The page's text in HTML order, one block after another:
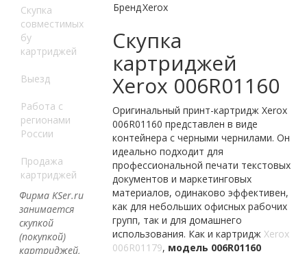
Скупка
совместимых
бу
картриджей
Выезд
Работа с
регионами
России
Продажа
картриджей
Фирма KSer.ru
занимается
скупкой
(покупкой)
картриджей,
БрендXerox
Скупка
картриджей
Xerox 006R01160
Оригинальный принт-картридж Xerox
006R01160 представлен в виде
контейнера с черными чернилами. Он
идеально подходит для
профессиональной печати текстовых
документов и маркетинговых
материалов, одинаково эффективен,
как для небольших офисных рабочих
групп, так и для домашнего
использования. Как и картриджXerox
006R01179, модель 006R01160